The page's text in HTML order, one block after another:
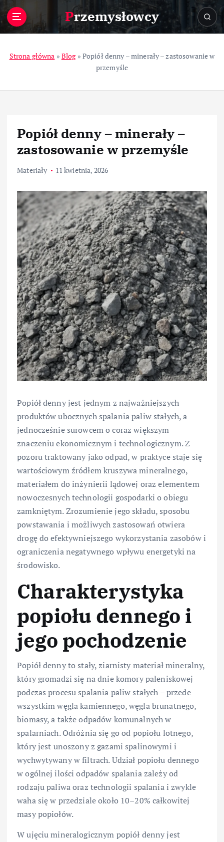
Przemysłowcy
Strona główna » Blog» Popiół denny – minerały – zastosowanie w
przemyśle
Popiół denny – minerały –
zastosowanie w przemyśle
Materiały 11 kwietnia, 2026
Popiół denny jest jednym z najważniejszych
produktów ubocznych spalania paliw stałych, a
jednocześnie surowcem o coraz większym
znaczeniu ekonomicznym i technologicznym. Z
pozoru traktowany jako odpad, w praktyce staje się
wartościowym źródłem kruszywa mineralnego,
materiałem do inżynierii lądowej oraz elementem
nowoczesnych technologii gospodarki o obiegu
zamkniętym. Zrozumienie jego składu, sposobu
powstawania i możliwych zastosowań otwiera
drogę do efektywniejszego wykorzystania zasobów i
ograniczenia negatywnego wpływu energetyki na
środowisko.
Charakterystyka
popiołu dennego i
jego pochodzenie
Popiół denny to stały, ziarnisty materiał mineralny,
który gromadzi się na dnie komory paleniskowej
podczas procesu spalania paliw stałych – przede
wszystkim węgla kamiennego, węgla brunatnego,
biomasy, a także odpadów komunalnych w
spalarniach. Odróżnia się go od popiołu lotnego,
który jest unoszony z gazami spalinowymi i
wychwytywany w filtrach. Udział popiołu dennego
w ogólnej ilości odpadów spalania zależy od
rodzaju paliwa oraz technologii spalania i zwykle
waha się w przedziale około 10–20% całkowitej
masy popiołów.
W ujęciu mineralogicznym popiół denny jest